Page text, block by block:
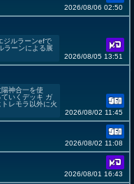
2026/08/06 02:50
ジルラーンefで
ラーンによる展
2026/08/05 13:51
神合一を使
いくデッキ ガ
レモラ以外に火
2026/08/02 11:45
2026/08/02 11:08
2026/08/01 16:43